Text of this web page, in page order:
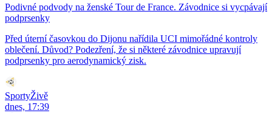
Podivné podvody na ženské Tour de France. Závodnice si vycpávají
podprsenky
Před úterní časovkou do Dijonu nařídila UCI mimořádné kontroly
oblečení. Důvod? Podezření, že si některé závodnice upravují
podprsenky pro aerodynamický zisk.
SportyŽivě
dnes, 17:39